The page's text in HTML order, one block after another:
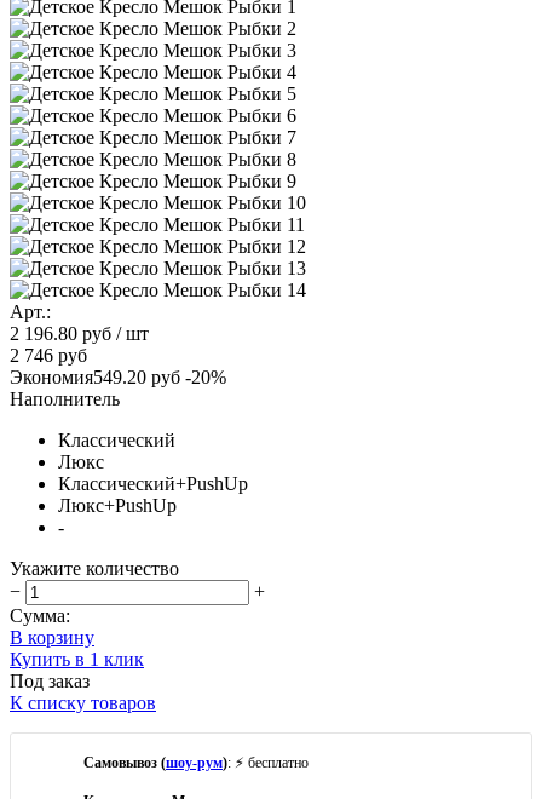
Арт.:
2 196.80 руб / шт
2 746 руб
Экономия549.20 руб -20%
Наполнитель
Классический
Люкс
Классический+PushUp
Люкс+PushUp
-
Укажите количество
−
+
Сумма:
В корзину
Купить в 1 клик
Под заказ
К списку товаров
Самовывоз (шоу-рум): ⚡ бесплатно